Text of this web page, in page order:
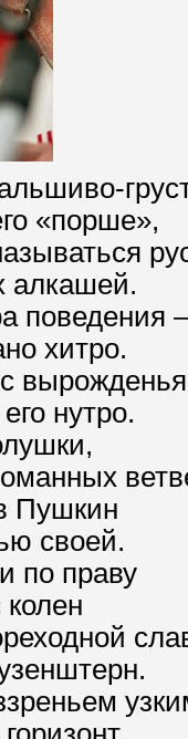
«порше»,
алкашей.
поведения –
хитро.
вырожденья
нутро.
Пушкин
своей.
по праву